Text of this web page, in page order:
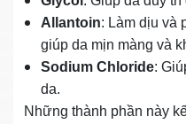
Allantoin: Làm dịu và
giúp da mịn màng và
Sodium Chloride:
da.
Những thành phần này